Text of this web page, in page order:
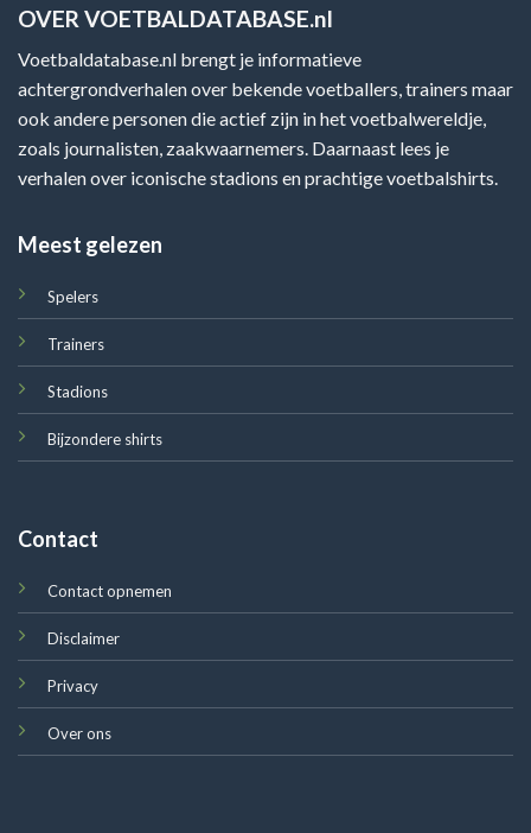
OVER VOETBALDATABASE.nl
Voetbaldatabase.nl brengt je informatieve
achtergrondverhalen over bekende voetballers, trainers maar
ook andere personen die actief zijn in het voetbalwereldje,
zoals journalisten, zaakwaarnemers. Daarnaast lees je
verhalen over iconische stadions en prachtige voetbalshirts.
Meest gelezen
Spelers
Trainers
Stadions
Bijzondere shirts
Contact
Contact opnemen
Disclaimer
Privacy
Over ons